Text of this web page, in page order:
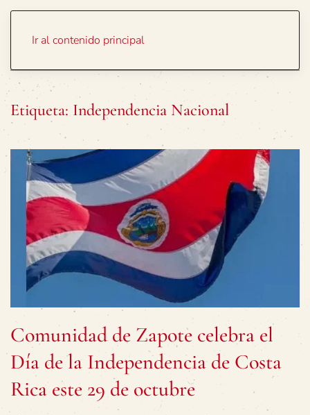
Ir al contenido principal
Etiqueta: Independencia Nacional
Comunidad de Zapote celebra el
Día de la Independencia de Costa
Rica este 29 de octubre